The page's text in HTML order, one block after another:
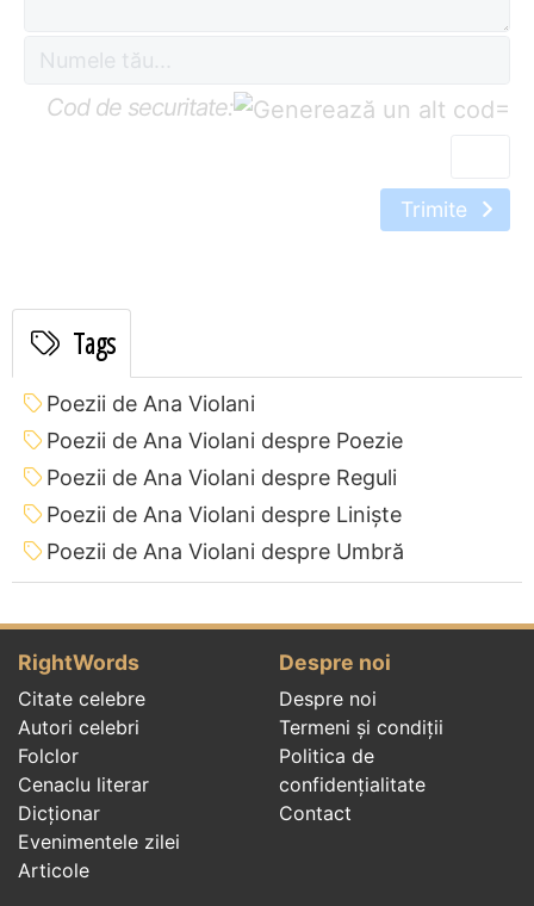
Cod de securitate: =
Trimite
Tags
Poezii de Ana Violani
Poezii de Ana Violani despre Poezie
Poezii de Ana Violani despre Reguli
Poezii de Ana Violani despre Liniște
Poezii de Ana Violani despre Umbră
RightWords
Citate celebre
Autori celebri
Folclor
Cenaclu literar
Dicționar
Evenimentele zilei
Articole
Despre noi
Despre noi
Termeni și condiții
Politica de
confidenţialitate
Contact